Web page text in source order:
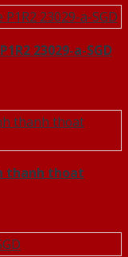
23029-a-SGD
thanh thoat